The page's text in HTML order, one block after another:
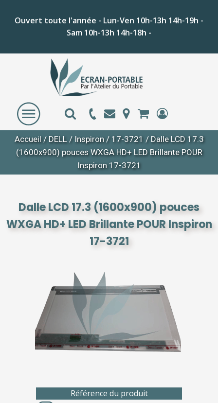
Ouvert toute l'année - Lun-Ven 10h-13h 14h-19h -
Sam 10h-13h 14h-18h -
Accueil/ DELL/ Inspiron/ 17-3721 / Dalle LCD 17.3
(1600x900) pouces WXGA HD+ LED Brillante POUR
Inspiron 17-3721
Dalle LCD 17.3 (1600x900) pouces
WXGA HD+ LED Brillante POUR Inspiron
17-3721
Référence du produit